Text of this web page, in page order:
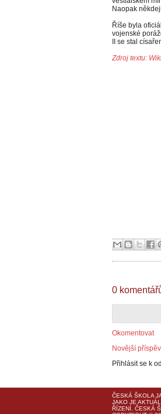
Naopak
Říše byla
vojenské
II se stal
Zdroj textu:
0
Okomentovat
Novější
Přihlásit se k
ČESKÁ ŠKOLA
JAKO JE
ŘÍZENÍ. ČESKÁ